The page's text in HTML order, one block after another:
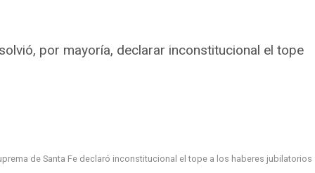
Autogestivo de Helvecia
teléfono celular
utilizado para registrar los
por mayoría, declarar inconstitucional el tope
de Santa Fe declaró inconstitucional el tope a los haberes jubilatorios